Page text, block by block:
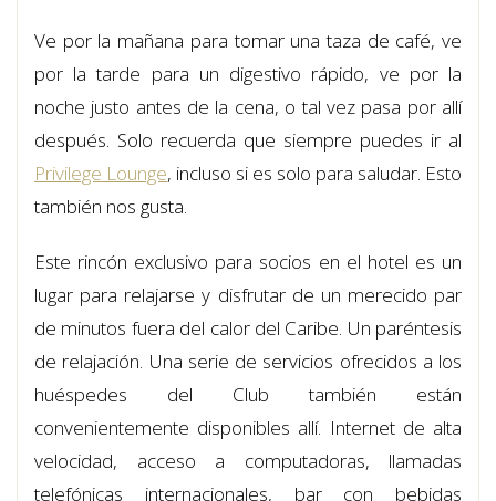
Ve por la mañana para tomar una taza de café, ve
por la tarde para un digestivo rápido, ve por la
noche justo antes de la cena, o tal vez pasa por allí
después. Solo recuerda que siempre puedes ir al
Privilege Lounge, incluso si es solo para saludar. Esto
también nos gusta.
Este rincón exclusivo para socios en el hotel es un
lugar para relajarse y disfrutar de un merecido par
de minutos fuera del calor del Caribe. Un paréntesis
de relajación. Una serie de servicios ofrecidos a los
huéspedes del Club también están
convenientemente disponibles allí. Internet de alta
velocidad, acceso a computadoras, llamadas
telefónicas internacionales, bar con bebidas